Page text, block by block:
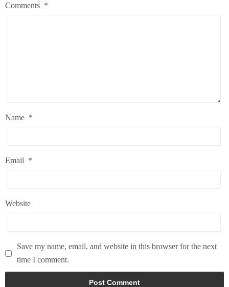
Comments *
Name *
Email *
Website
Save my name, email, and website in this browser for the next
time I comment.